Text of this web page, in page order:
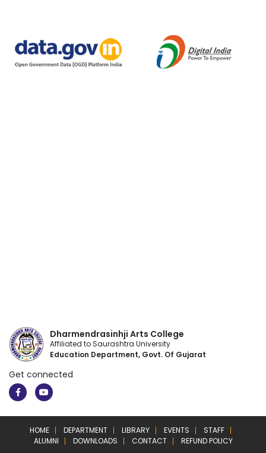
Dharmendrasinhji Arts College
Affiliated to Saurashtra University
Education Department, Govt. Of Gujarat
Get connected
HOME DEPARTMENT LIBRARY EVENTS
STAFF
ALUMNI
DOWNLOADS CONTACT REFUND POLICY